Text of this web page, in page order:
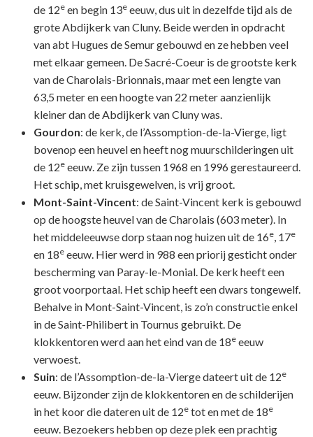
de 12e en begin 13e eeuw, dus uit in dezelfde tijd als de
grote Abdijkerk van Cluny. Beide werden in opdracht
van abt Hugues de Semur gebouwd en ze hebben veel
met elkaar gemeen. De Sacré-Coeur is de grootste kerk
van de Charolais-Brionnais, maar met een lengte van
63,5 meter en een hoogte van 22 meter aanzienlijk
kleiner dan de Abdijkerk van Cluny was.
Gourdon: de kerk, de l’Assomption-de-la-Vierge, ligt
bovenop een heuvel en heeft nog muurschilderingen uit
de 12e eeuw. Ze zijn tussen 1968 en 1996 gerestaureerd.
Het schip, met kruisgewelven, is vrij groot.
Mont-Saint-Vincent: de Saint-Vincent kerk is gebouwd
op de hoogste heuvel van de Charolais (603 meter). In
het middeleeuwse dorp staan nog huizen uit de 16e , 17e
en 18e eeuw. Hier werd in 988 een priorij gesticht onder
bescherming van Paray-le-Monial. De kerk heeft een
groot voorportaal. Het schip heeft een dwars tongewelf.
Behalve in Mont-Saint-Vincent, is zo’n constructie enkel
in de Saint-Philibert in Tournus gebruikt. De
klokkentoren werd aan het eind van de 18e eeuw
verwoest.
Suin: de l’Assomption-de-la-Vierge dateert uit de 12e
eeuw. Bijzonder zijn de klokkentoren en de schilderijen
in het koor die dateren uit de 12e tot en met de 18e
eeuw. Bezoekers hebben op deze plek een prachtig